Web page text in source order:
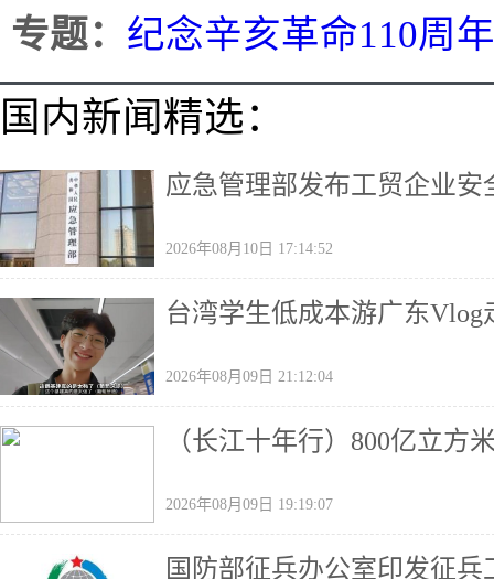
专题： 纪念辛亥革命110周年
国内新闻精选：
应急管理部发布工贸企业安
2026年08月10日 17:14:52
台湾学生低成本游广东
2026年08月09日 21:12:04
（长江十年行）800亿立方
2026年08月09日 19:19:07
国防部征兵办公室印发征